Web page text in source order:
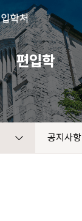
편입학
공지사항